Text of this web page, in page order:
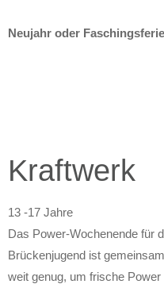
Neujahr oder
Kraftwerk
13 -17 Jahre
Das Power-Wochenende für
Brückenjugend ist
weit genug, um frische